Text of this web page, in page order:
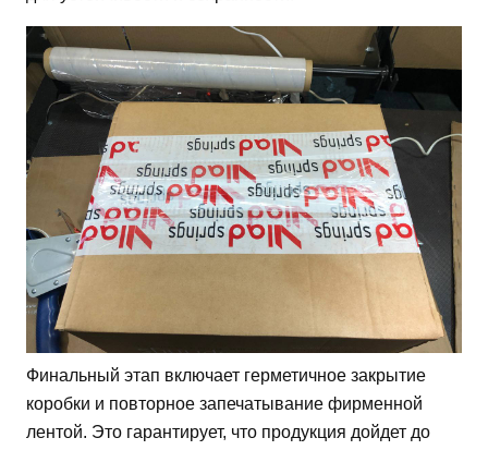
Финальный этап включает герметичное закрытие
коробки и повторное запечатывание фирменной
лентой. Это гарантирует, что продукция дойдет до